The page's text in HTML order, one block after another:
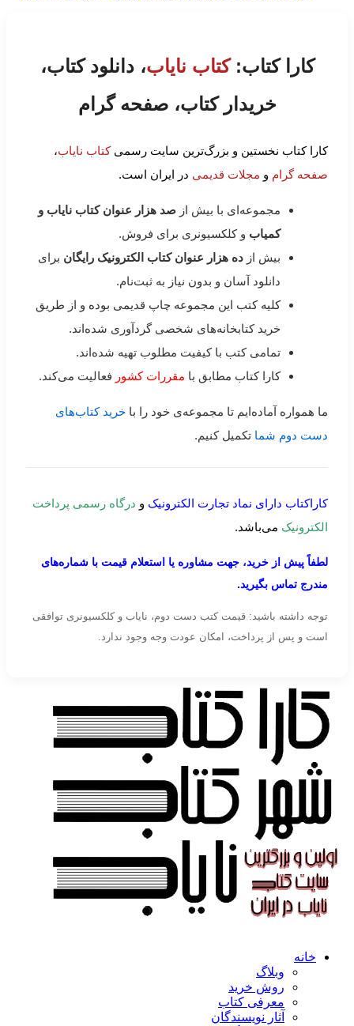
کارا کتاب:کتاب نایاب، دانلود کتاب،
خریدار کتاب، صفحه گرام
کارا کتاب نخستین و بزرگ‌ترین سایت رسمیکتاب نایاب،
صفحه گرام و مجلات قدیمی در ایران است.
مجموعه‌ای با بیش از صد هزار عنوان کتاب نایاب و
کمیاب و کلکسیونری برای فروش.
بیش از ده هزار عنوان کتاب الکترونیک رایگان برای
دانلود آسان و بدون نیاز به ثبت‌نام.
کلیه کتب این مجموعه چاپ قدیمی بوده و از طریق
خرید کتابخانه‌های شخصی گردآوری شده‌اند.
تمامی کتب با کیفیت مطلوب تهیه شده‌اند.
کارا کتاب مطابق با مقررات کشور فعالیت می‌کند.
ما همواره آماده‌ایم تا مجموعه‌ی خود را با خرید کتاب‌های
دست دوم شما تکمیل کنیم.
کاراکتاب دارای نماد تجارت الکترونیک و درگاه رسمی پرداخت
الکترونیک می‌باشد.
لطفاً پیش از خرید، جهت مشاوره یا استعلام قیمت با شماره‌های
مندرج تماس بگیرید.
توجه داشته باشید: قیمت کتب دست دوم، نایاب و کلکسیونری توافقی
است و پس از پرداخت، امکان عودت وجه وجود ندارد.
خانه
وبلاگ
روش خرید
معرفی کتاب
آثار نویسندگان